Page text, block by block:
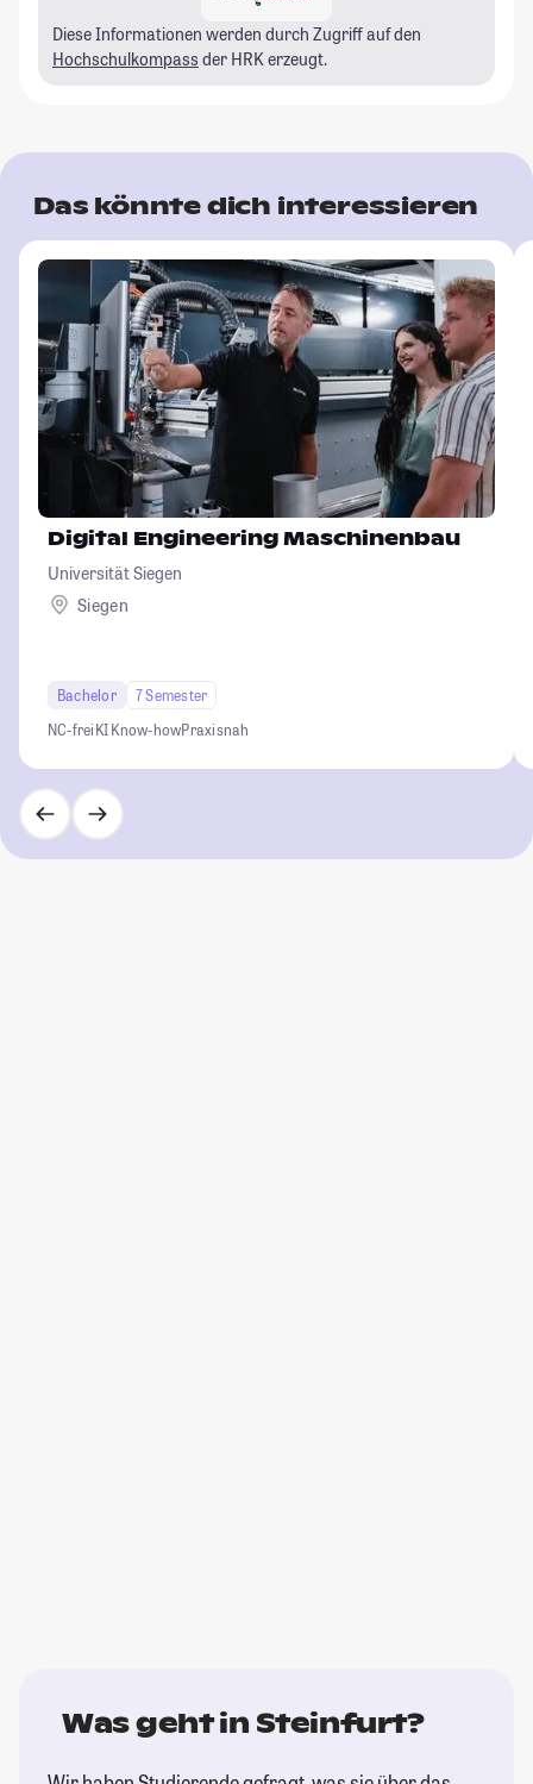
Diese Informationen werden durch Zugriff auf den
Hochschulkompass der HRK erzeugt.
Das könnte dich interessieren
Digital Engineering Maschinenbau
Universität Siegen
Siegen
Bachelor
7 Semester
NC-freiKI Know-howPraxisnah
Was geht in Steinfurt?